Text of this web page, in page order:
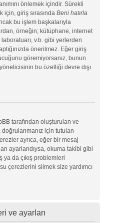
önlemek içindir. Sürekli
için, giriş sırasında Beni hatırla
bu işlem başkalarıyla
örneğin; kütüphane, internet
v.b. gibi yerlerden
önerilmez. Eğer giriş
göremiyorsanız, bunun
bu özelliği devre dışı
tarafından oluşturulan ve
için tutulan
ayrıca, eğer bir mesaj
ayarlandıysa, okuma takibi gibi
da çıkış problemleri
çerezlerini silmek size yardımcı
ve ayarları